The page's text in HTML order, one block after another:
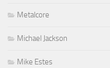
Metalcore
Michael Jackson
Mike Estes